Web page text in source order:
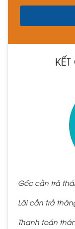
Gốc cần trả
Lãi cần trả
Thanh toán